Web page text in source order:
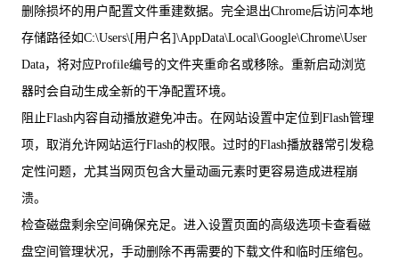
删除损坏的用户配置文件重建数据。完全退出Chrome后访问本地
存储路径如C:\Users\[用户名]\AppData\Local\Google\Chrome\User
Data，将对应Profile编号的文件夹重命名或移除。重新启动浏览
器时会自动生成全新的干净配置环境。
阻止Flash内容自动播放避免冲击。在网站设置中定位到Flash管理
项，取消允许网站运行Flash的权限。过时的Flash播放器常引发稳
定性问题，尤其当网页包含大量动画元素时更容易造成进程崩
溃。
检查磁盘剩余空间确保充足。进入设置页面的高级选项卡查看磁
盘空间管理状况，手动删除不再需要的下载文件和临时压缩包。